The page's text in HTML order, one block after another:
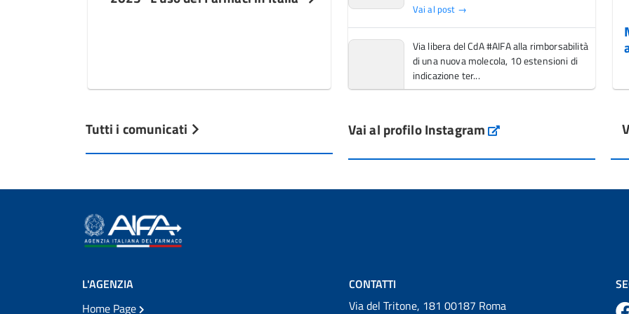
Tutti i comunicati
Vai al post →
Via libera del CdA #AIFA alla rimborsabilità
di una nuova molecola, 10 estensioni di
indicazione ter...
L'Italia si conferma tra i primi Paesi europei
dal Servi...
Vai al profilo Instagram Instagram
L'AGENZIA
Home Page
CONTATTI
Via del Tritone, 181 00187 Roma